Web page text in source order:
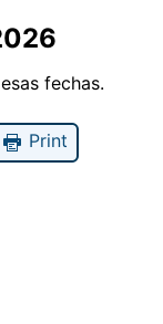
fechas.
Print